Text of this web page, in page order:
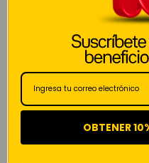
Sé el primero en
Control Remoto
Tu dirección de correo
campos obligatorios
Tu puntuación*
Tu valoración
OBTENER